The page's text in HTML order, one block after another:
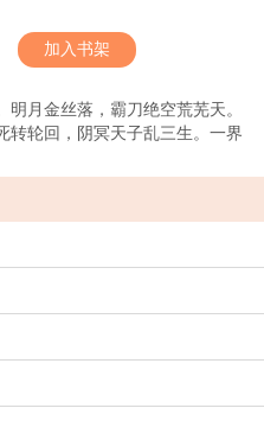
加入书架
月金丝落，霸刀绝空荒芜天。
转轮回，阴冥天子乱三生。一界